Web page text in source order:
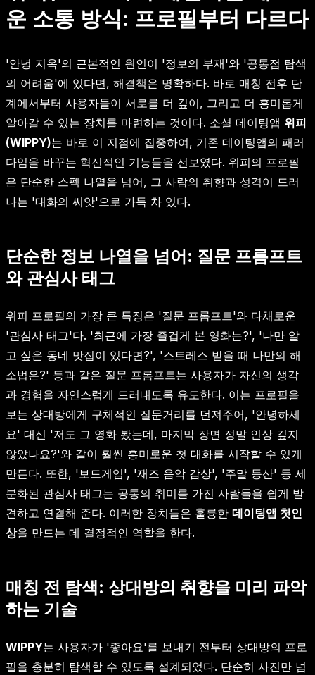
운 소통 방식: 프로필부터 다르다
'안녕 지옥'의 근본적인 원인이 '정보의 부재'와 '공통점 탐색
의 어려움'에 있다면, 해결책은 명확하다. 바로 매칭 전후 단
계에서부터 사용자들이 서로를 더 깊이, 그리고 더 흥미롭게
알아갈 수 있는 장치를 마련하는 것이다. 소셜 데이팅앱 위피
(WIPPY)는 바로 이 지점에 집중하여, 기존 데이팅앱의 패러
다임을 바꾸는 혁신적인 기능들을 선보였다. 위피의 프로필
은 단순한 스펙 나열을 넘어, 그 사람의 취향과 성격이 드러
나는 '대화의 씨앗'으로 가득 차 있다.
단순한 정보 나열을 넘어: 질문 프롬프트
와 관심사 태그
위피 프로필의 가장 큰 특징은 '질문 프롬프트'와 다채로운
'관심사 태그'다. '최근에 가장 즐겁게 본 영화는?', '나만 알
고 싶은 동네 맛집이 있다면?', '스트레스 받을 때 나만의 해
소법은?' 등과 같은 질문 프롬프트는 사용자가 자신의 생각
과 경험을 자연스럽게 드러내도록 유도한다. 이는 프로필을
보는 상대방에게 구체적인 질문거리를 던져주어, '안녕하세
요' 대신 '저도 그 영화 봤는데, 마지막 장면 정말 인상 깊지
않았나요?'와 같이 훨씬 흥미로운 첫 대화를 시작할 수 있게
만든다. 또한, '보드게임', '재즈 음악 감상', '주말 등산' 등 세
분화된 관심사 태그는 공통의 취미를 가진 사람들을 쉽게 발
견하고 연결해 준다. 이러한 장치들은 훌륭한 데이팅앱 첫인
상을 만드는 데 결정적인 역할을 한다.
매칭 전 탐색: 상대방의 취향을 미리 파악
하는 기술
WIPPY는 사용자가 '좋아요'를 보내기 전부터 상대방의 프로
필을 충분히 탐색할 수 있도록 설계되었다. 단순히 사진만 넘